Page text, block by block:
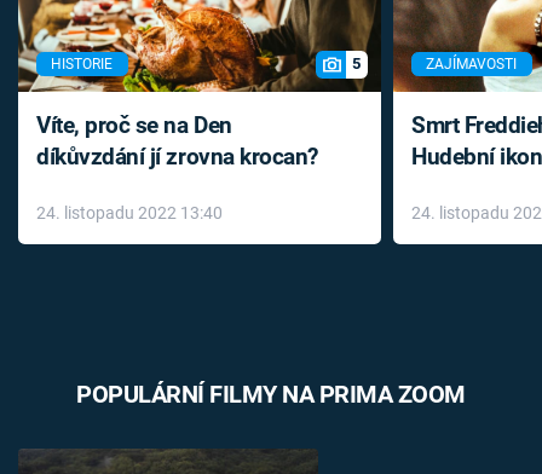
HISTORIE 5
Víte, proč se na Den
díkůvzdání jí zrovna krocan?
24. listopadu 2022 13:40
ZAJÍMAVOSTI
Smrt
Hudební
léky
24. listopadu
POPULÁRNÍ FILMY NA PRIMA ZOOM